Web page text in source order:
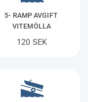
5- RAMP AVGIFT
VITEMÖLLA
120 SEK